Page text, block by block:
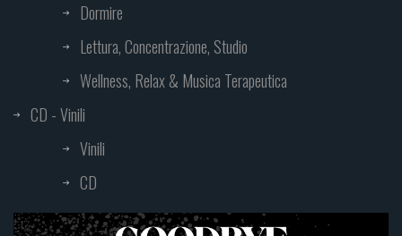
Dormire
Lettura, Concentrazione, Studio
Wellness, Relax & Musica Terapeutica
CD - Vinili
Vinili
CD